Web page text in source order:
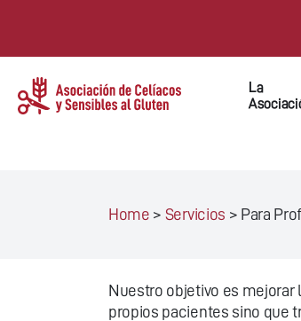
La
Home > Servicios > Para
Nuestro objetivo es mejorar
propios pacientes sino que